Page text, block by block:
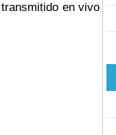
en vivo